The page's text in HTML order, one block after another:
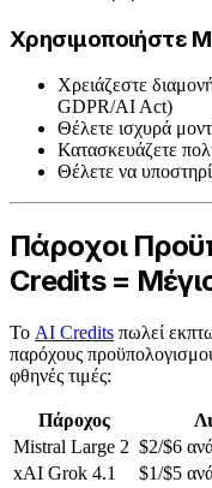
Χρησιμοποιήστε
Χρειάζεστε
GDPR/AI Act)
Θέλετε ισχυρά
Κατασκευάζετε
Θέλετε να
Πάροχοι
Credits =
Το AI Credits πωλεί
παρόχους
φθηνές τιμές:
Πάροχος
Mistral Large 2 $2/$6
xAI Grok 4.1
$1/$5